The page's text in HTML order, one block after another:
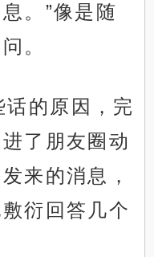
。”像是随
。
的原因，完
了朋友圈动
来的消息，
衍回答几个